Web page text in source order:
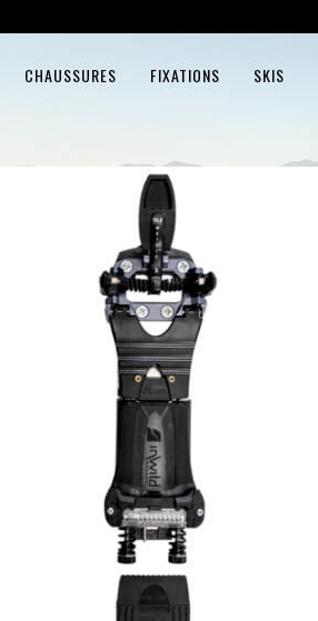
CHAUSSURES FIXATIONS SKIS